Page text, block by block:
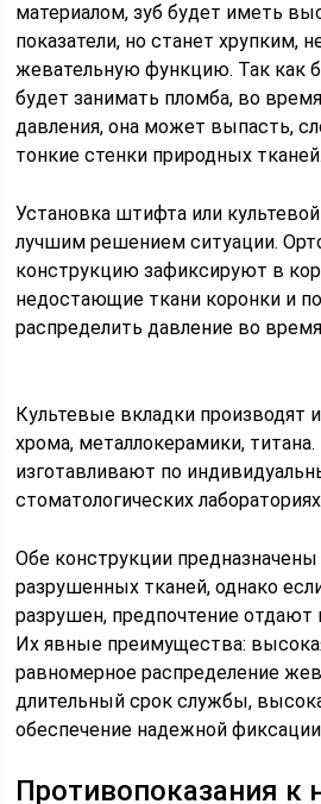
материалом, зуб будет иметь
показатели, но станет хрупким,
жевательную функцию. Так как
будет занимать пломба, во
давления, она может выпасть,
тонкие стенки природных тканей.
Установка штифта или
лучшим решением ситуации.
конструкцию зафиксируют в
недостающие ткани коронки и
распределить давление во
Культевые вкладки производят
хрома, металлокерамики,
изготавливают по
стоматологических
Обе конструкции
разрушенных тканей, однако
разрушен, предпочтение
Их явные преимущества:
равномерное распределение
длительный срок службы,
обеспечение надежной
Противопоказания к